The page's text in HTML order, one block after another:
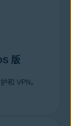
版
和 VPN。